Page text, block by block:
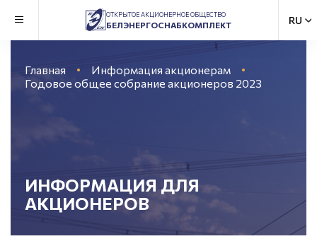
ОТКРЫТОЕ АКЦИОНЕРНОЕ ОБЩЕСТВО
БЕЛЭНЕРГОСНАБКОМПЛЕКТ
Главная
Информация акционерам
Годовое общее собрание акционеров 2023
ИНФОРМАЦИЯ ДЛЯ
АКЦИОНЕРОВ